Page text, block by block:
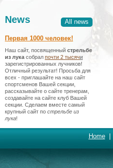
All news
News
Первая 1000 человек!
Наш сайт, посвященный стрельбе
из лука собрал почти 2 тысячи
зарегистрированных лучников!
Отличный результат! Просьба для
всех - приглашайте на наш сайт
спортсменов Вашей секции,
рассказывайте о сайте тренерам,
создавайте на сайте клуб Вашей
секции. Сделаем вместе самый
крупный сайт по стрельбе из
лука!
Home|